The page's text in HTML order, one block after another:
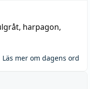
, harpagon,
Läs mer om dagens ord